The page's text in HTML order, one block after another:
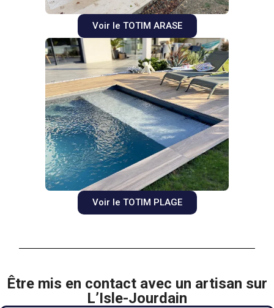
Voir le TOTIM ARASE
Voir le TOTIM PLAGE
Être mis en contact avec un artisan sur
L’Isle-Jourdain